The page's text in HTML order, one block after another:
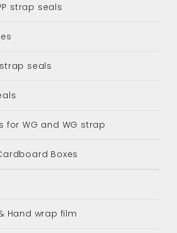
strap seals
strap seals
for WG and WG strap
Boxes
Hand wrap film